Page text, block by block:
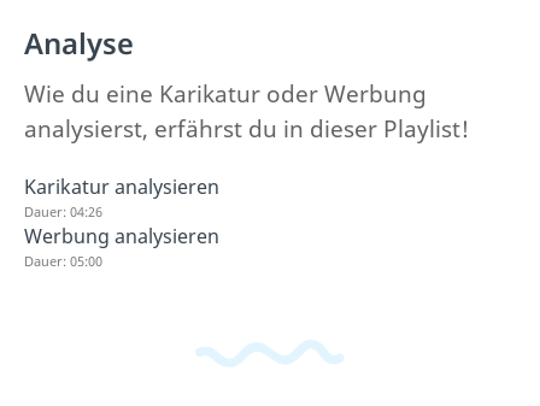
Analyse
Wie du eine Karikatur oder Werbung
analysierst, erfährst du in dieser Playlist!
Karikatur analysieren
Dauer: 04:26
Werbung analysieren
Dauer: 05:00